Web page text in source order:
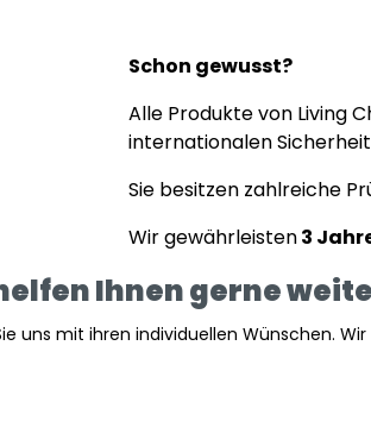
Schon gewusst?
Alle Produkte von Living
internationalen
Sie besitzen zahlreiche
Wir gewährleisten3
Ihnen gerne
uns mit ihren individuellen Wünschen.